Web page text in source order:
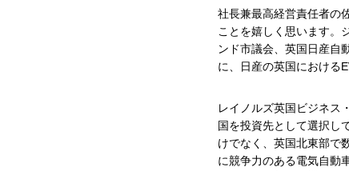
社長兼最高経営責任者の
ことを嬉しく思います。
ンド市議会、英国日産自
に、日産の英国における
レイノルズ英国ビジネス
国を投資先として選択し
けでなく、英国北東部で
に競争力のある電気自動